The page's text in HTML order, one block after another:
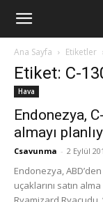
Ana Sayfa Etiketler
Etiket: C-
Hava
Endonezya,
almayı
Csavunma - 2 Eylül
Endonezya,
uçaklarını satın